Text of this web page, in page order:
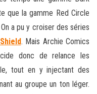
que la gamme Red Circle
a pu y croiser des séries
. Mais Archie Comics
donc de relance les
tout en y injectant des
au groupe un ton léger.